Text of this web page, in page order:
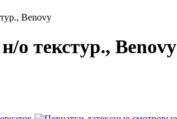
Benovy
о текстур., Benovy